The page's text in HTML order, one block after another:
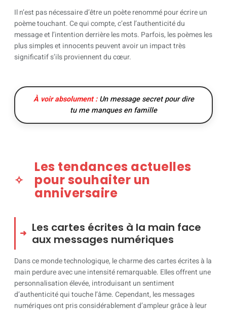
Il n’est pas nécessaire d’être un poète renommé pour écrire un
poème touchant. Ce qui compte, c’est l’authenticité du
message et l’intention derrière les mots. Parfois, les poèmes les
plus simples et innocents peuvent avoir un impact très
significatif s’ils proviennent du cœur.
À voir absolument :Un message secret pour dire
tu me manques en famille
Les tendances actuelles
pour souhaiter un
anniversaire
Les cartes écrites à la main face
aux messages numériques
Dans ce monde technologique, le charme des cartes écrites à la
main perdure avec une intensité remarquable. Elles offrent une
personnalisation élevée, introduisant un sentiment
d’authenticité qui touche l’âme. Cependant, les messages
numériques ont pris considérablement d’ampleur grâce à leur